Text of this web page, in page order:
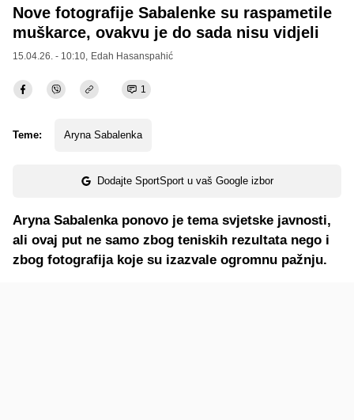
Nove fotografije Sabalenke su raspametile
muškarce, ovakvu je do sada nisu vidjeli
15.04.26. - 10:10, Edah Hasanspahić
1
Teme: Aryna Sabalenka
Dodajte SportSport u vaš Google izbor
Aryna Sabalenka ponovo je tema svjetske javnosti,
ali ovaj put ne samo zbog teniskih rezultata nego i
zbog fotografija koje su izazvale ogromnu pažnju.